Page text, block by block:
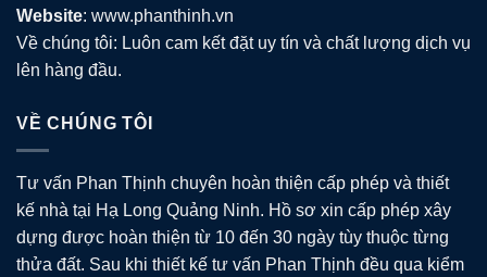
Website: www.phanthinh.vn
Về chúng tôi: Luôn cam kết đặt uy tín và chất lượng dịch vụ
lên hàng đầu.
VỀ CHÚNG TÔI
Tư vấn Phan Thịnh chuyên hoàn thiện cấp phép và thiết
kế nhà tại Hạ Long Quảng Ninh. Hồ sơ xin cấp phép xây
dựng được hoàn thiện từ 10 đến 30 ngày tùy thuộc từng
thửa đất. Sau khi thiết kế tư vấn Phan Thịnh đều qua kiểm